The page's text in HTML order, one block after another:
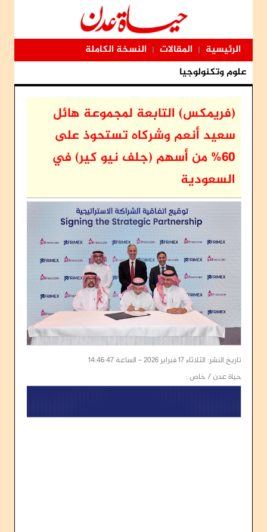
الرئيسية | المقالات | النسخة الكاملة
علوم وتكنولوجيا
(فريمكس) التابعة لمجموعة هائل
سعيد أنعم وشركاه تستحوذ على
60% من أسهم (جلف نيو كير) في
السعودية
تاريخ النشر: الثلاثاء 17 فبراير 2026 - الساعة 14:46:47
حياة عدن / خاص :